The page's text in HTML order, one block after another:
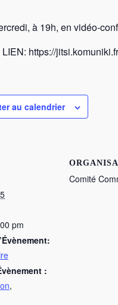
à 19h, en vidéo-
https://
au calendrier
pm
:
,
Comité